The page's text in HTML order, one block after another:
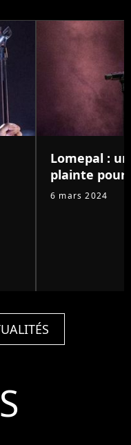
Lomepal :
plainte pour
6 mars 2024